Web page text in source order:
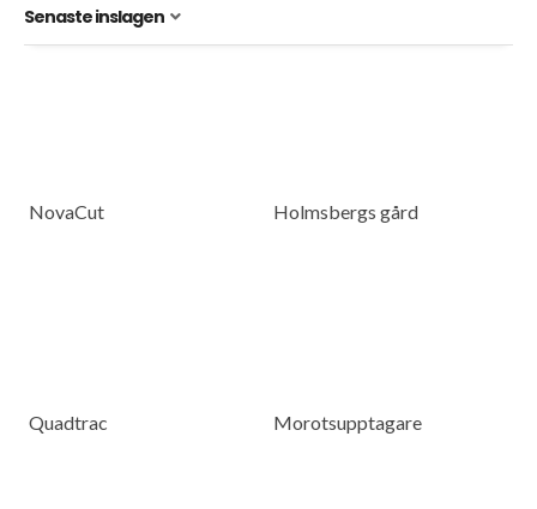
Senaste inslagen
NovaCut Holmsbergs gård
Quadtrac Morotsupptagare